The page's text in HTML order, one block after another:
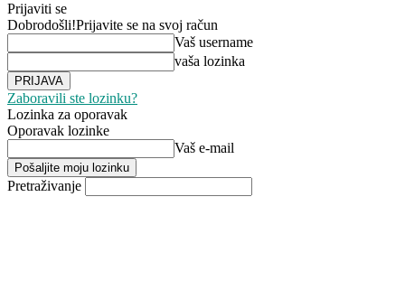
Prijaviti se
Dobrodošli!Prijavite se na svoj račun
Vaš username
vaša lozinka
Zaboravili ste lozinku?
Lozinka za oporavak
Oporavak lozinke
Vaš e-mail
Pretraživanje